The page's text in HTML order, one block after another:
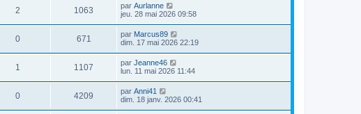
2 1063 par Aurlanne
jeu. 28 mai 2026 09:58
0 671 par Marcus89
dim. 17 mai 2026 22:19
1 1107 par Jeanne46
lun. 11 mai 2026 11:44
0 4209 par Anni41
dim. 18 janv. 2026 00:41